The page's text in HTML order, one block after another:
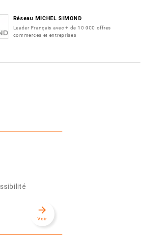
Réseau MICHEL SIMOND
Leader Français avec + de 10 000 offres
commerces et entreprises
arrow_forward
Voir